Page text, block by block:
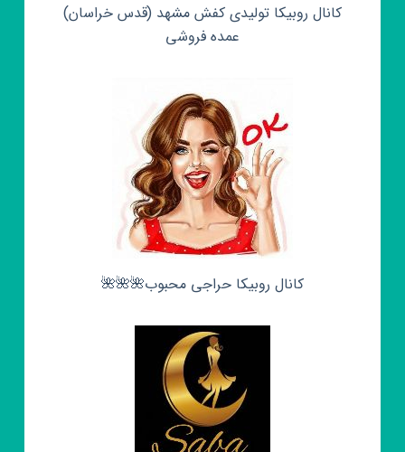
کانال روبیکا تولیدی کفش مشهد (قدس خراسان)
عمده فروشی
کانال روبیکا حراجی محبوب🌺🌺🌺